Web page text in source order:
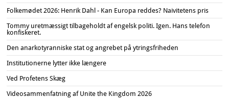
Folkemødet 2026: Henrik Dahl - Kan Europa reddes? Naivitetens pris
Tommy uretmæssigt tilbageholdt af engelsk politi. Igen. Hans telefon
konfiskeret.
Den anarkotyranniske stat og angrebet på ytringsfriheden
Institutionerne lytter ikke længere
Ved Profetens Skæg
Videosammenfatning af Unite the Kingdom 2026